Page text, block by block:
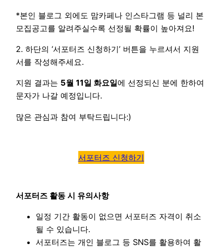
*본인 블로그 외에도 맘카페나 인스타그램 등 널리 본
모집공고를 알려주실수록 선정될 확률이 높아져요!
2. 하단의 ‘서포터즈 신청하기’ 버튼을 누르셔서 지원
서를 작성해주세요.
지원 결과는 5월 11일 화요일에 선정되신 분에 한하여
문자가 나갈 예정입니다.
많은 관심과 참여 부탁드립니다:)
서포터즈 신청하기
서포터즈 활동 시 유의사항
일정 기간 활동이 없으면 서포터즈 자격이 취소
될 수 있습니다.
서포터즈는 개인 블로그 등 SNS를 활용하여 활